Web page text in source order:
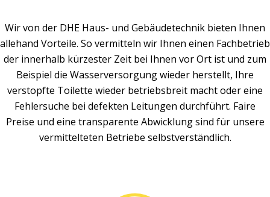
Wir von der DHE Haus- und Gebäudetechnik bieten Ihnen
allehand Vorteile. So vermitteln wir Ihnen einen Fachbetrieb
der innerhalb kürzester Zeit bei Ihnen vor Ort ist und zum
Beispiel die Wasserversorgung wieder herstellt, Ihre
verstopfte Toilette wieder betriebsbreit macht oder eine
Fehlersuche bei defekten Leitungen durchführt. Faire
Preise und eine transparente Abwicklung sind für unsere
vermittelteten Betriebe selbstverständlich.